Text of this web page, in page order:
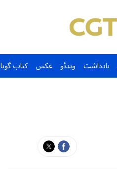
یادداشت ویدئو عکس کتاب گویا